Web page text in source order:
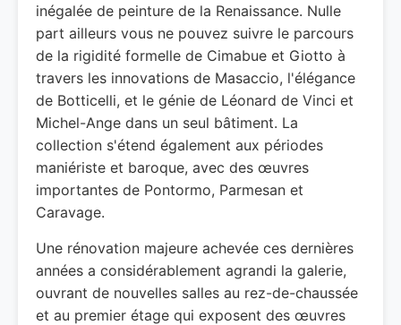
inégalée de peinture de la Renaissance. Nulle
part ailleurs vous ne pouvez suivre le parcours
de la rigidité formelle de Cimabue et Giotto à
travers les innovations de Masaccio, l'élégance
de Botticelli, et le génie de Léonard de Vinci et
Michel-Ange dans un seul bâtiment. La
collection s'étend également aux périodes
maniériste et baroque, avec des œuvres
importantes de Pontormo, Parmesan et
Caravage.
Une rénovation majeure achevée ces dernières
années a considérablement agrandi la galerie,
ouvrant de nouvelles salles au rez-de-chaussée
et au premier étage qui exposent des œuvres